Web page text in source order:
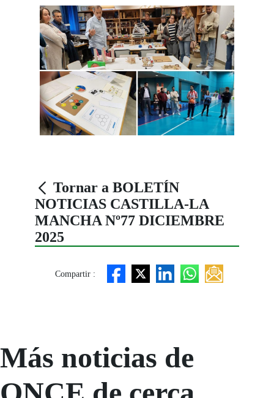
Tornar a BOLETÍN
NOTICIAS CASTILLA-LA
MANCHA Nº77 DICIEMBRE
2025
Compartir :
Más noticias de